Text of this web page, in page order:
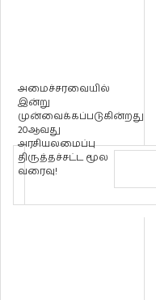
அமைச்சரவையில்
இன்று
முன்வைக்கப்படுகின்றது
20ஆவது
அரசியலமைப்பு
திருத்தச்சட்ட மூல
வரைவு!